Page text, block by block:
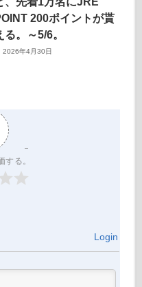
200ポイントが貰
る。～5/6。
2026年4月30日
する。
Login